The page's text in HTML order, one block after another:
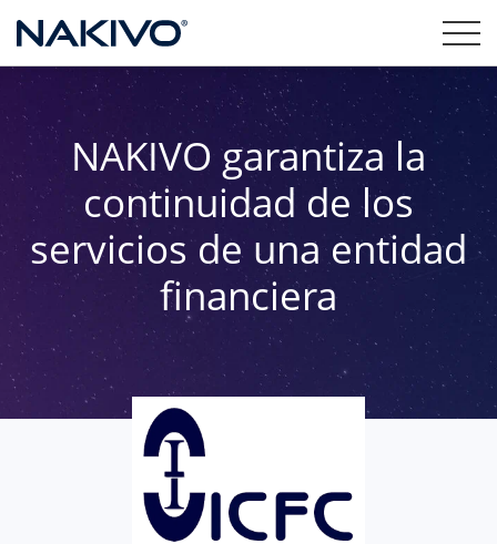
NAKIVO garantiza la
continuidad de los
servicios de una entidad
financiera